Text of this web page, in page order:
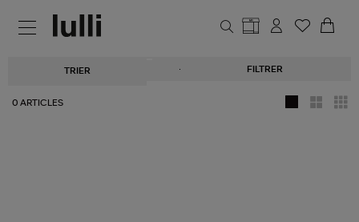
TRIER
FILTRER
0 ARTICLES